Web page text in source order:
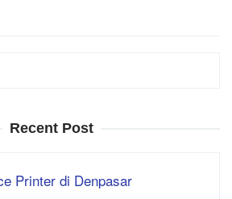
Recent Post
Printer di Denpasar